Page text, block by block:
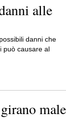
alle
danni che
può causare al
male